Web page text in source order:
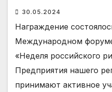
30.05.2024
Награждение
Международном
«Неделя российского
Предприятия нашего
принимают активное